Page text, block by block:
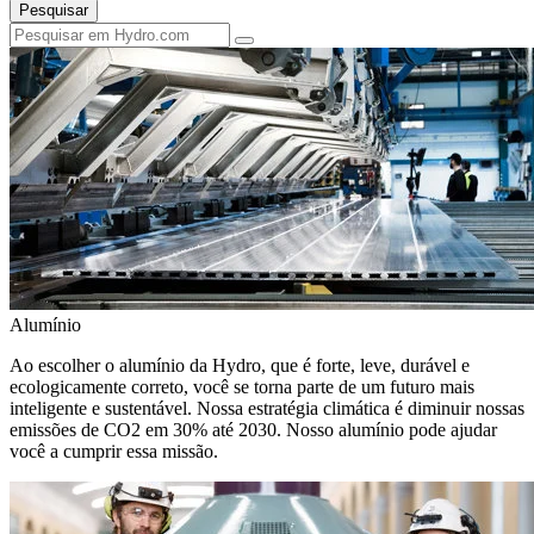
Pesquisar
Alumínio
Ao escolher o alumínio da Hydro, que é forte, leve, durável e
ecologicamente correto, você se torna parte de um futuro mais
inteligente e sustentável. Nossa estratégia climática é diminuir nossas
emissões de CO2 em 30% até 2030. Nosso alumínio pode ajudar
você a cumprir essa missão.